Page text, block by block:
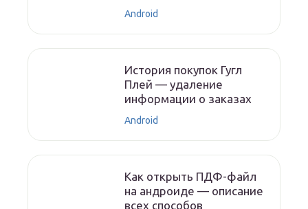
Android
История покупок Гугл
Плей — удаление
информации о заказах
Android
Как открыть ПДФ-файл
на андроиде — описание
всех способов